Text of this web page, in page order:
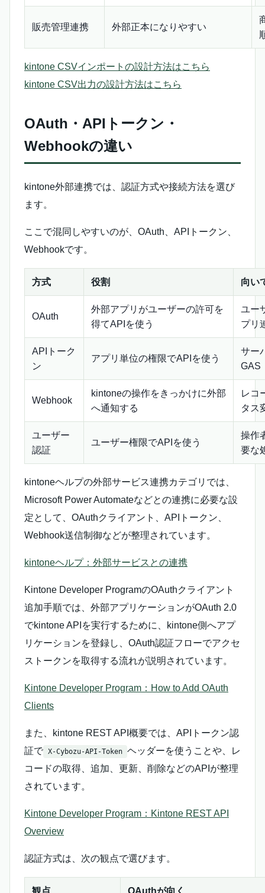
販売管理連携 外部正本になりやすい
kintone CSVインポートの設計方法はこちら
kintone CSV出力の設計方法はこちら
OAuth・APIトークン・
Webhookの違い
kintone外部連携では、認証方式や接続方法を選び
ます。
ここで混同しやすいのが、OAuth、APIトークン、
Webhookです。
方式 役割 向い
OAuth
外部アプリがユーザーの許可を
得てAPIを使う
ユー
プリ
APIトーク
ン
アプリ単位の権限でAPIを使う
サー
GAS
Webhook
kintoneの操作をきっかけに外部
へ通知する
レコ
タス
ユーザー
認証
ユーザー権限でAPIを使う
操作
要な
kintoneヘルプの外部サービス連携カテゴリでは、
Microsoft Power Automateなどとの連携に必要な設
定として、OAuthクライアント、APIトークン、
Webhook送信制御などが整理されています。
kintoneヘルプ：外部サービスとの連携
Kintone Developer ProgramのOAuthクライアント
追加手順では、外部アプリケーションがOAuth 2.0
でkintone APIを実行するために、kintone側へアプ
リケーションを登録し、OAuth認証フローでアクセ
ストークンを取得する流れが説明されています。
Kintone Developer Program：How to Add OAuth
Clients
また、kintone REST API概要では、APIトークン認
証で X-Cybozu-API-Token ヘッダーを使うことや、レ
コードの取得、追加、更新、削除などのAPIが整理
されています。
Kintone Developer Program：Kintone REST API
Overview
認証方式は、次の観点で選びます。
観点 OAuthが向く